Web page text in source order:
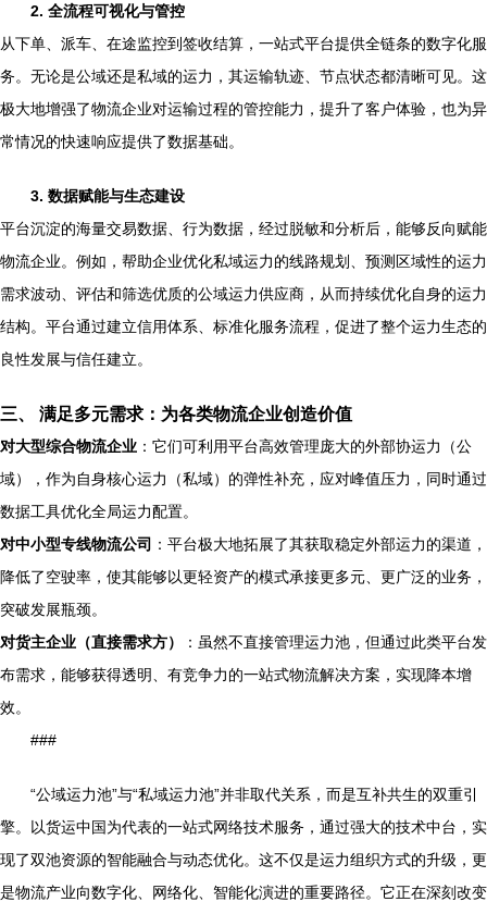
2. 全流程可视化与管控
从下单、派车、在途监控到签收结算，一站式平台提供全链条的数字化服
务。无论是公域还是私域的运力，其运输轨迹、节点状态都清晰可见。这
极大地增强了物流企业对运输过程的管控能力，提升了客户体验，也为异
常情况的快速响应提供了数据基础。
3. 数据赋能与生态建设
平台沉淀的海量交易数据、行为数据，经过脱敏和分析后，能够反向赋能
物流企业。例如，帮助企业优化私域运力的线路规划、预测区域性的运力
需求波动、评估和筛选优质的公域运力供应商，从而持续优化自身的运力
结构。平台通过建立信用体系、标准化服务流程，促进了整个运力生态的
良性发展与信任建立。
三、 满足多元需求：为各类物流企业创造价值
对大型综合物流企业 ：它们可利用平台高效管理庞大的外部协运力（公
域），作为自身核心运力（私域）的弹性补充，应对峰值压力，同时通过
数据工具优化全局运力配置。
对中小型专线物流公司 ：平台极大地拓展了其获取稳定外部运力的渠道，
降低了空驶率，使其能够以更轻资产的模式承接更多元、更广泛的业务，
突破发展瓶颈。
对货主企业（直接需求方）
：虽然不直接管理运力池，但通过此类平台发
布需求，能够获得透明、有竞争力的一站式物流解决方案，实现降本增
效。
###
“公域运力池”与“私域运力池”并非取代关系，而是互补共生的双重引
擎。以货运中国为代表的一站式网络技术服务，通过强大的技术中台，实
现了双池资源的智能融合与动态优化。这不仅是运力组织方式的升级，更
是物流产业向数字化、网络化、智能化演进的重要路径。它正在深刻改变